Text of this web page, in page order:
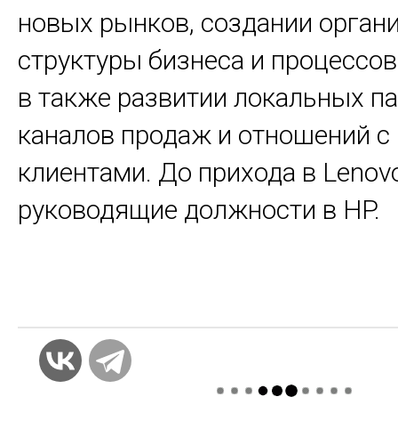
новых рынков, создании
структуры бизнеса и
в также развитии локальных
каналов продаж и отношений
клиентами. До прихода в
руководящие должности в HP.